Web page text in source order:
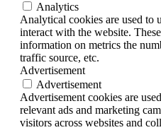
Analytics
Analytical cookies are used to
interact with the website.
information on metrics the
traffic source, etc.
Advertisement
Advertisement
Advertisement cookies are
relevant ads and marketing
visitors across websites and